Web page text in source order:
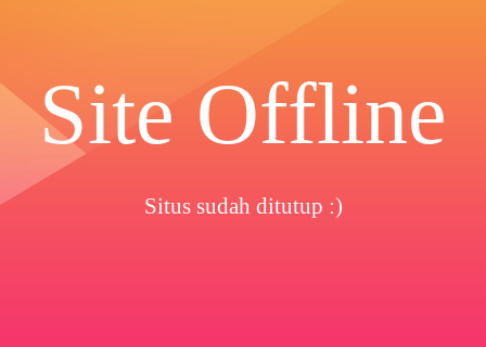
Site Offline
Situs sudah ditutup :)